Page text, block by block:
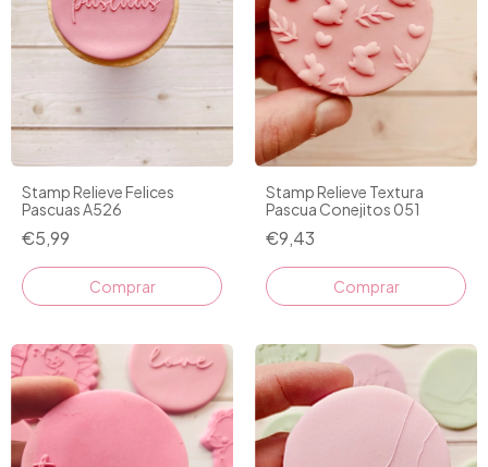
Stamp Relieve Felices
Pascuas A526
€5,99
Stamp Relieve Textura
Pascua Conejitos 051
€9,43
Comprar